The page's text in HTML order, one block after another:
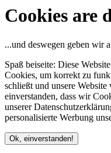
Cookies are
...und deswegen geben wir
Spaß beiseite: Diese
Cookies, um korrekt zu
schließt und unsere
einverstanden, dass wir
unserer
personalisierte Werbung
Ok, einverstanden!